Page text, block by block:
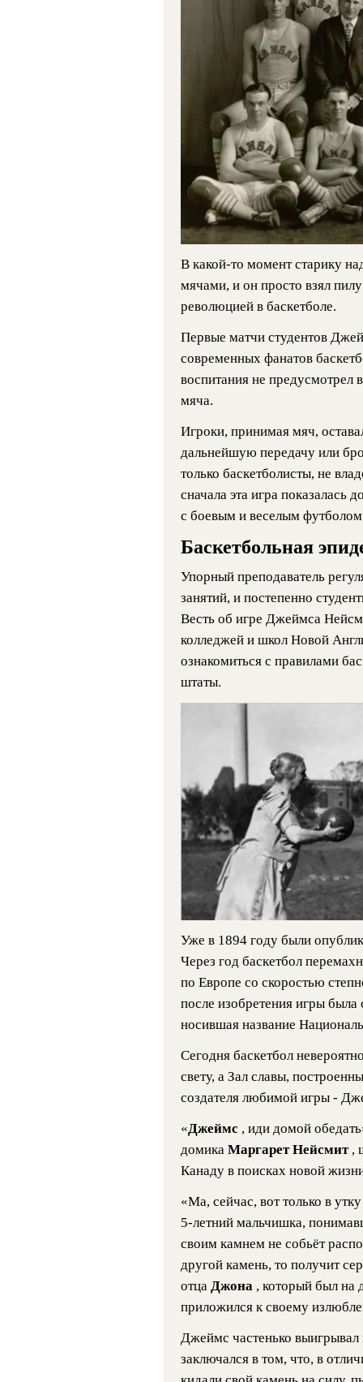
В какой-то момент старику
мячами, и он просто взял
революцией в баскетболе.
Первые матчи студентов
современных фанатов
воспитания не предусмотрел
мяча.
Игроки, принимая мяч,
дальнейшую передачу или
только баскетболисты, не
сначала эта игра показалась
с боевым и веселым
Баскетбольная
Упорный преподаватель
занятий, и постепенно
Весть об игре Джеймса
колледжей и школ Новой
ознакомиться с правилами
штаты.
Уже в 1894 году были
Через год баскетбол
по Европе со скоростью
после изобретения игры была
носившая название
Сегодня баскетбол
свету, а Зал славы,
создателя любимой игры -
«Джеймс , иди домой
домика Маргарет Нейсмит ,
Канаду в поисках новой
«Ма, сейчас, вот только в
5-летний мальчишка,
своим камнем не собьёт
другой камень, то получит
отца Джона , который был на
приложился к своему
Джеймс частенько выигрывал
заключался в том, что, в